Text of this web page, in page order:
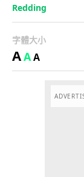
Redding
字體大小
AAA